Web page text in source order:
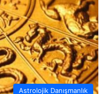
Astrolojik Danışmanlık